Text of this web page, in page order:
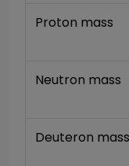
Proton mass
Neutron mass
Deuteron mass